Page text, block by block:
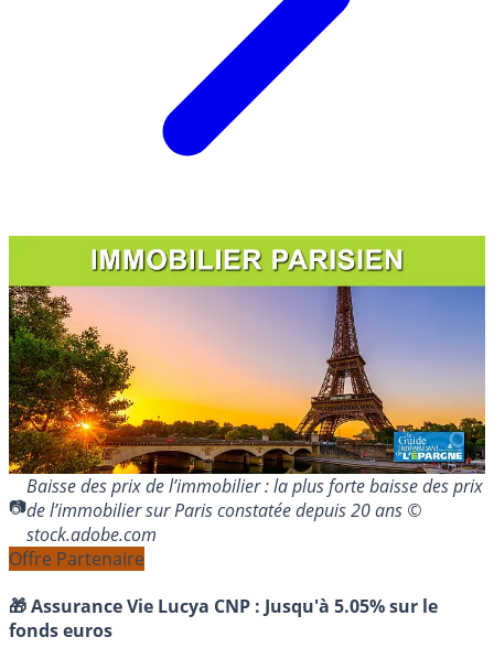
Baisse des prix de l’immobilier : la plus forte baisse des prix
de l’immobilier sur Paris constatée depuis 20 ans ©
stock.adobe.com
Offre Partenaire
🎁 Assurance Vie Lucya CNP : Jusqu'à 5.05% sur le
fonds euros